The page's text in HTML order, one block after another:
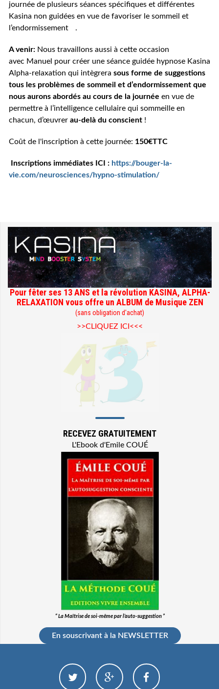
journée de plusieurs séances spécifiques et différentes
Kasina non guidées en vue de favoriser le sommeil et
l’endormissement .
A venir: Nous travaillons aussi à cette occasion
avec Manuel pour créer une séance guidée hypnose Kasina
Alpha-relaxation qui intègrera sous forme de suggestions
tous les problèmes de sommeil et d’endormissement que
nous aurons abordés au cours de la journée en vue de
permettre à l’intelligence cellulaire qui sommeille en
chacun, d’œuvrer au-delà du conscient !
Coût de l'inscription à cette journée: 150€TTC
Inscriptions immédiates ICI : https://bouger-la-
vie.com/neurosciences/hypno-stimulation/
Pour fêter ses 13 ANS et la révolution KASINA, ALPHA-
RELAXATION vous offre un ALBUM de Musique ZEN
(sans obligation d'achat)
>>CLIQUEZ ICI<<<
RECEVEZ GRATUITEMENT
L'Ebook d'Emile COUÉ
“ La Maîtrise de soi-même par l’auto-suggestion ”
En souscrivant à la NEWSLETTER